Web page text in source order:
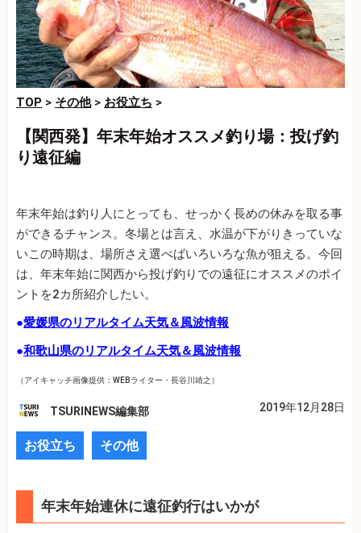
TOP > その他> お役立ち >
【関西発】年末年始オススメ釣り場：投げ釣
り遠征編
年末年始は釣り人にとっても、せっかく長めの休みを取る事
ができるチャンス。冬場とは言え、水温が下がりきっていな
いこの時期は、場所さえ選べばいろいろな魚が狙える。今回
は、年末年始に関西から投げ釣りでの遠征にオススメのポイ
ントを2カ所紹介したい。
●愛媛県のリアルタイム天気＆風波情報
●和歌山県のリアルタイム天気＆風波情報
（アイキャッチ画像提供：WEBライター・長谷川靖之）
TSURINEWS編集部 2019年12月28日
お役立ち その他
年末年始連休に遠征釣行はいかが